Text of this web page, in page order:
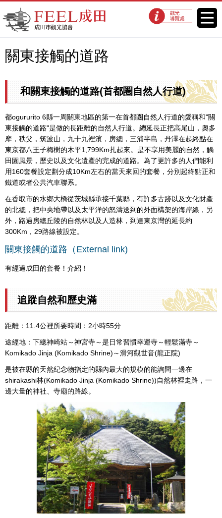
FEEL成田成田市觀光協會官方網
站
觀光導覽處 菜單
關東接觸的道路
和關東接觸的道路(首都圏自然人行道)
都ogururito 6縣一周關東地區的第一在首都圏自然人行道的愛稱和"關
東接觸的道路"是做的長距離的自然人行道。總延長正把高尾山，奧多
摩，秩父，筑波山，九十九裡濱，房總，三浦半島，丹澤在起終點在
東京都八王子梅樹的木平1,799Km扎起來。是不享用美麗的自然，觸
田園風景，歷史以及文化遺產的完成的道路。為了更許多的人們能利
用160套餐設定劃分成10Km左右的當天來回的套餐，分別起終點正和
鐵道或者公共汽車聯系。
在香取市的水鄉大橋從茨城縣承接千葉縣，有許多古跡以及文化財產
的北總，把中央地帶以及太平洋的怒濤送到的外面構架的海岸線，另
外，路過房總丘陵的自然林以及人造林，到達東京灣的延長約
300Km，29路線被設定。
關東接觸的道路（External link)
有經過成田的套餐！介紹！
追蹤自然和歷史滿
距離：11.4公裡所要時間：2小時55分
途經地：下總神崎站～神宮寺～是日常習慣幸運寺～輕鬆滿寺～
Komikado Jinja (Komikado Shrine)～滑河觀世音(龍正院)
是被在縣的天然紀念物指定的縣內最大的規模的能詢問一邊在
shirakashi林(Komikado Jinja (Komikado Shrine))自然林裡走路，一
邊大量的神社、寺廟的路線。